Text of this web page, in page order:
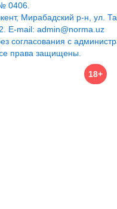
0406.
Мирабадский р-н, ул.
E-mail: admin@norma.uz
согласования с
права защищены.
18+